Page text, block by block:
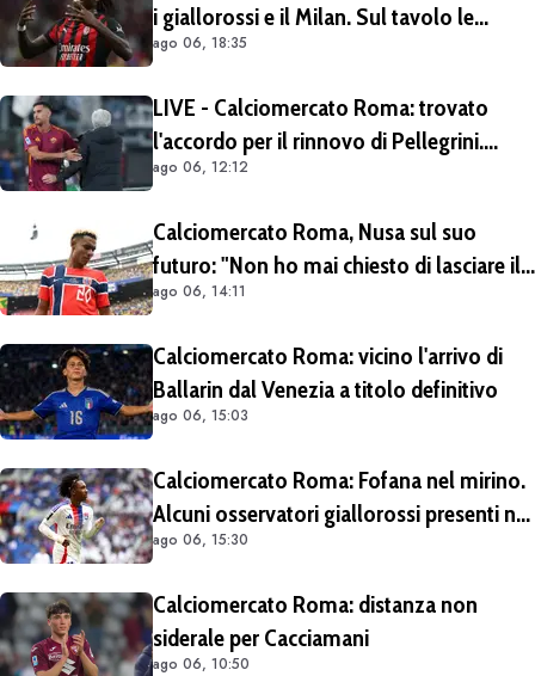
i giallorossi e il Milan. Sul tavolo le
situazioni di Leao e Soulé
ago 06, 18:35
LIVE - Calciomercato Roma: trovato
l'accordo per il rinnovo di Pellegrini.
Prolungamento di un solo anno
ago 06, 12:12
Calciomercato Roma, Nusa sul suo
futuro: "Non ho mai chiesto di lasciare il
Lipsia". Giallorossi ancora al lavoro
ago 06, 14:11
Calciomercato Roma: vicino l'arrivo di
Ballarin dal Venezia a titolo definitivo
ago 06, 15:03
Calciomercato Roma: Fofana nel mirino.
Alcuni osservatori giallorossi presenti nel
match di Champions con il Lione
ago 06, 15:30
Calciomercato Roma: distanza non
siderale per Cacciamani
ago 06, 10:50